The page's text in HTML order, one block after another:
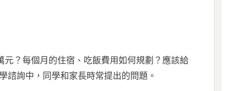
？每個月的住宿、吃飯費用如何規劃？應該給
諮詢中，同學和家長時常提出的問題。